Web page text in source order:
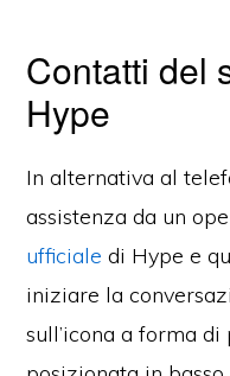
Contatti del
Hype
In alternativa al
assistenza da un
ufficiale di Hype e
iniziare la
sull’icona a forma